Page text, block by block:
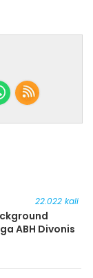
22.022 kali
ABH Divonis